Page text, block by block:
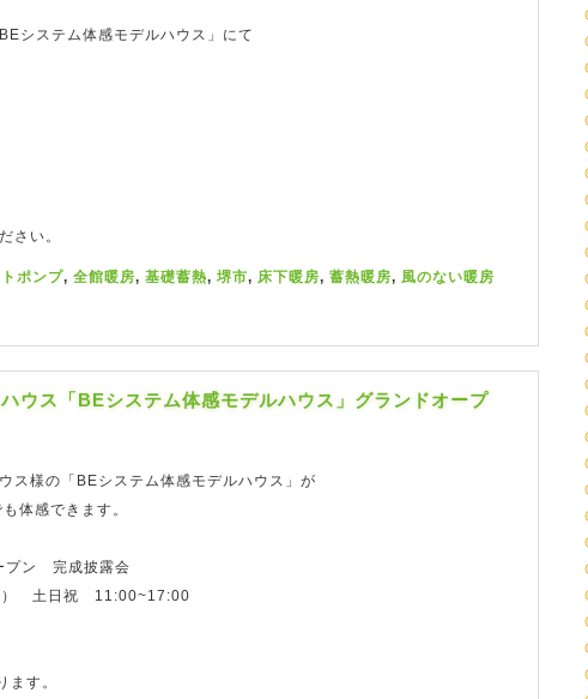
システム体感モデルハウス」にて
さい。
ポンプ, 全館暖房, 基礎蓄熱, 堺市, 床下暖房, 蓄熱暖房, 風のない暖房
ウス「BEシステム体感モデルハウス」グランドオープ
ス様の「BEシステム体感モデルハウス」が
体感できます。
プン 完成披露会
） 土日祝 11:00~17:00
ます。